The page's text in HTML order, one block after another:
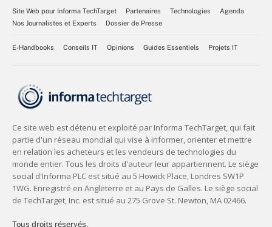
Site Web pour Informa TechTarget Partenaires Technologies
Agenda
Nos Journalistes et Experts
Dossier de Presse
E-Handbooks Conseils IT Opinions Guides Essentiels Projets IT
Tous droits réservés,